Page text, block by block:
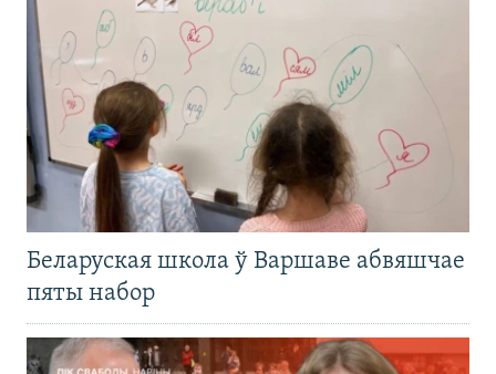
Беларуская школа ў Варшаве абвяшчае
пяты набор